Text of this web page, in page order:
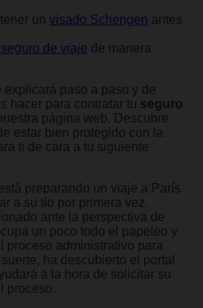
un visado Schengen antes
de viaje de manera
explicará paso a paso y de
hacer para contratar tu seguro
página web. Descubre
estar bien protegido con la
ti de cara a tu siguiente
preparando un viaje a París
a su tío por primera vez.
ante la perspectiva de
un poco todo el papeleo y
proceso administrativo para
ha descubierto el portal
a la hora de solicitar su
proceso.